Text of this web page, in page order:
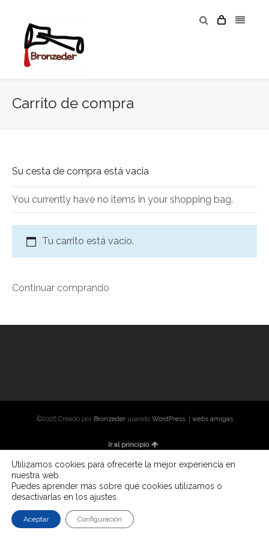
Carrito de compra
Su cesta de compra está vacia
You currently have no items in your shopping bag.
Tu carrito está vacío.
Continuar comprando
©2026 Creado por Bronzeder usando WordPress. | webs amigas
Ir al principio
Utilizamos cookies para ofrecerte la mejor experiencia en
nuestra web.
Puedes aprender más sobre qué cookies utilizamos o
desactivarlas en los ajustes.
Aceptar Configuración